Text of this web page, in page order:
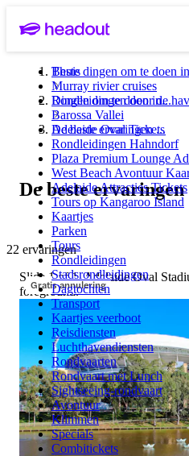
Beste dingen om te doen
Murray rivier cruises
Rondleidingen door de
Barossa Vallei
Adelaide Oval Tickets
Rondleidingen Hahndorf
Plaza Premium Lounge
West Beach Avontuur
Adelaide Attracties Tickets
Tours op Kangaroo Island
Kaartjes
Parken
Tours
Rondleidingen
Stadsrondleidingen
Dagtochten
Transport
Kaartjes veerboot
Reisdiensten
Luchthavendiensten
Rondvaarten
Rondvaart met Lunch
Sightseeing-rondvaart
Avontuur
Klimmen
Specials
Combitickets
Thuis
Dingen om te doen in...
De beste ervaringen ...
De beste
22 ervaringen
Gratis annulering
Slide 1 of 1, Adelaide Oval
foreground.